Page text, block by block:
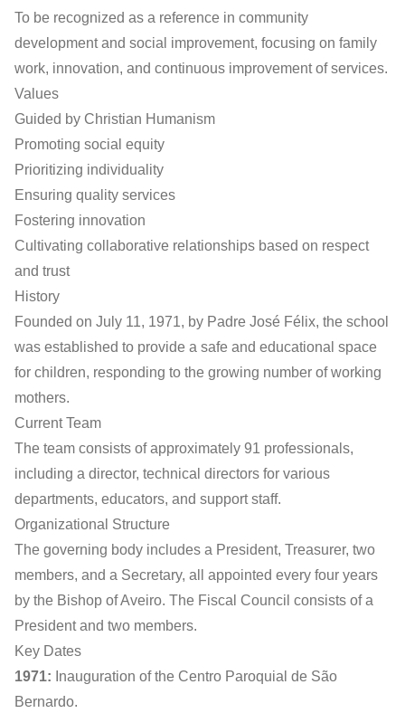
To be recognized as a reference in community
development and social improvement, focusing on family
work, innovation, and continuous improvement of services.
Values
Guided by Christian Humanism
Promoting social equity
Prioritizing individuality
Ensuring quality services
Fostering innovation
Cultivating collaborative relationships based on respect
and trust
History
Founded on July 11, 1971, by Padre José Félix, the school
was established to provide a safe and educational space
for children, responding to the growing number of working
mothers.
Current Team
The team consists of approximately 91 professionals,
including a director, technical directors for various
departments, educators, and support staff.
Organizational Structure
The governing body includes a President, Treasurer, two
members, and a Secretary, all appointed every four years
by the Bishop of Aveiro. The Fiscal Council consists of a
President and two members.
Key Dates
1971: Inauguration of the Centro Paroquial de São
Bernardo.